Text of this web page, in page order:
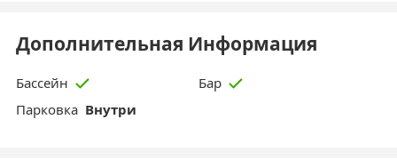
Дополнительная Информация
Бассейн
Бар
Парковка Внутри